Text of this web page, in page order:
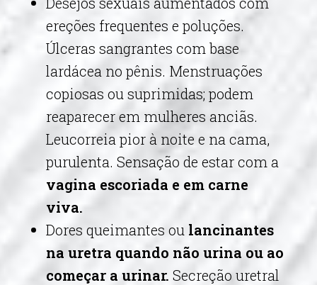
ereções frequentes e poluções.
Úlceras sangrantes com base
lardácea no pênis. Menstruações
copiosas ou suprimidas; podem
reaparecer em mulheres anciãs.
Leucorreia pior à noite e na cama,
purulenta. Sensação de estar com a
vagina escoriada e em carne
viva.
Dores queimantes ou lancinantes
na uretra quando não urina ou ao
começar a urinar. Secreção uretral